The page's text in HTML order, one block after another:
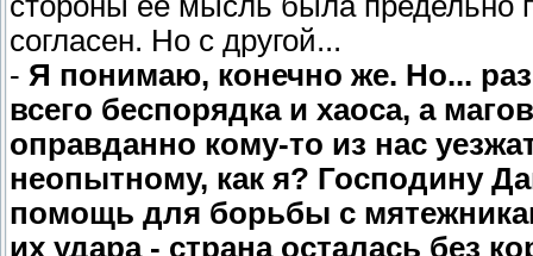
согласен. Но с другой...
- Я понимаю, конечно же. Но...
всего беспорядка и хаоса, а
оправданно кому-то из нас
неопытному, как я? Господину
помощь для борьбы с
их удара - страна осталась без